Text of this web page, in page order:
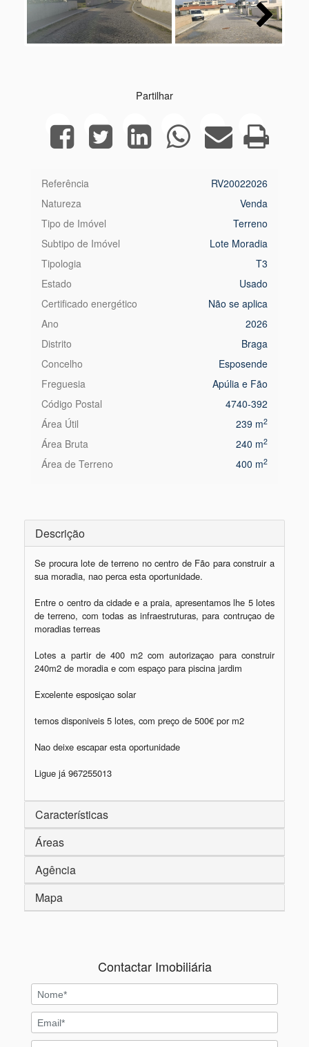
Next
Partilhar
Referência
RV20022026
Natureza
Venda
Tipo de Imóvel
Terreno
Subtipo de Imóvel
Lote Moradia
Tipologia
T3
Estado
Usado
Certificado energético
Não se aplica
Ano
2026
Distrito
Braga
Concelho
Esposende
Freguesia
Apúlia e Fão
Código Postal
4740-392
Área Útil
239 m2
Área Bruta 240 m2
Área de Terreno 400 m2
Descrição
Se procura lote de terreno no centro de Fão para construir a
sua moradia, nao perca esta oportunidade.
Entre o centro da cidade e a praia, apresentamos lhe 5 lotes
de terreno, com todas as infraestruturas, para contruçao de
moradias terreas
Lotes a partir de 400 m2 com autorizaçao para construir
240m2 de moradia e com espaço para piscina jardim
Excelente esposiçao solar
temos disponiveis 5 lotes, com preço de 500€ por m2
Nao deixe escapar esta oportunidade
Ligue já 967255013
Características
Áreas
Agência
Mapa
Contactar Imobiliária